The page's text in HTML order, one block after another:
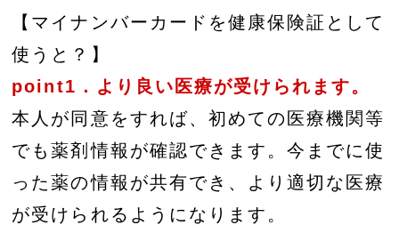
【マイナンバーカードを健康保険証として
使うと？】
point1．より良い医療が受けられます。
本人が同意をすれば、初めての医療機関等
でも薬剤情報が確認できます。今までに使
った薬の情報が共有でき、より適切な医療
が受けられるようになります。